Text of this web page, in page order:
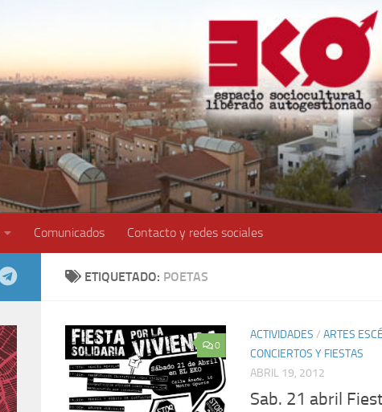
Comunicados Contacto y redes sociales
ETIQUETADO: POETAS
0
ACTIVIDADES / ARTES
CONCIERTOS Y FIESTAS
ABRIL 19, 2012
Sab. 21 abril